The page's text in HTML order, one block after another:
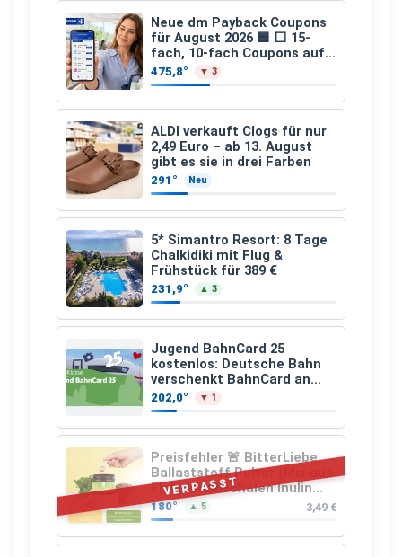
Neue dm Payback Coupons
für August 2026 🟦 ⬜ 15-
fach, 10-fach Coupons auf
den gesamten Einkauf ab 2
€
475,8° ▼ 3
ALDI verkauft Clogs für nur
2,49 Euro – ab 13. August
gibt es sie in drei Farben
291° Neu
5* Simantro Resort: 8 Tage
Chalkidiki mit Flug &
Frühstück für 389 €
231,9° ▲ 3
Jugend BahnCard 25
kostenlos: Deutsche Bahn
verschenkt BahnCard an
Kinder und Jugendliche
202,0° ▼ 1
VERPASST
Preisfehler 🚨 BitterLiebe
Ballaststoff Pulver (Mix aus
Flohsamenschalen Inulin
(Präbiotika) Leinsamen &
Apfelfaser)
180° ▲ 5 3,49 €